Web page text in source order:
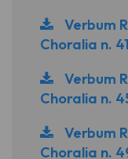
Verbum
Choralia n.
Verbum
Choralia n.
Verbum
Choralia n.